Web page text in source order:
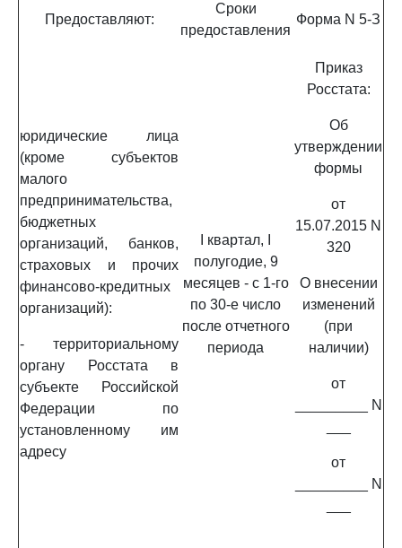
Предоставляют:
Сроки
предоставления
Форма N 5-З
юридические лица
(кроме субъектов
малого
предпринимательства,
бюджетных
организаций, банков,
страховых и прочих
финансово-кредитных
организаций):
- территориальному
органу Росстата в
субъекте Российской
Федерации по
установленному им
адресу
I квартал, I
полугодие, 9
месяцев - с 1-го
по 30-е число
после отчетного
периода
Приказ
Росстата:
Об
утверждении
формы
от
15.07.2015 N
320
О внесении
изменений
(при
наличии)
от
_________ N
от
_________ N